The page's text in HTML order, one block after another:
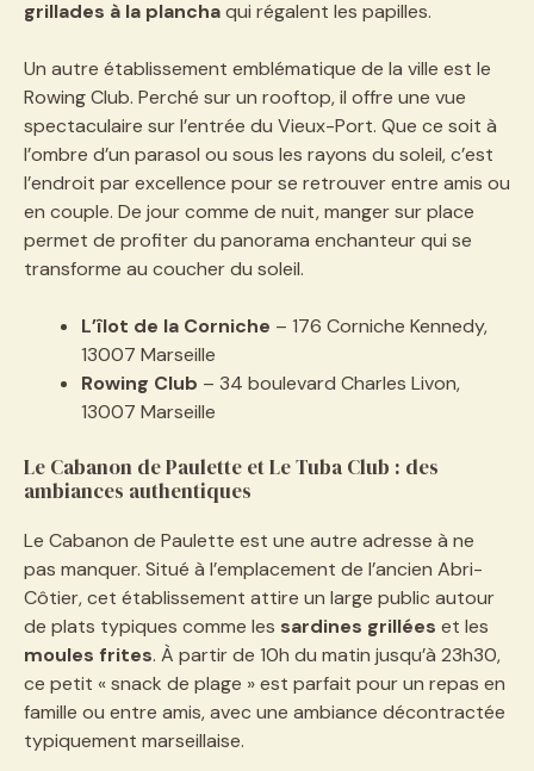
grillades à la planchaqui régalent les papilles.
Un autre établissement emblématique de la ville est le
Rowing Club. Perché sur un rooftop, il offre une vue
spectaculaire sur l’entrée du Vieux-Port. Que ce soit à
l’ombre d’un parasol ou sous les rayons du soleil, c’est
l’endroit par excellence pour se retrouver entre amis ou
en couple. De jour comme de nuit, manger sur place
permet de profiter du panorama enchanteur qui se
transforme au coucher du soleil.
L’îlot de la Corniche – 176 Corniche Kennedy,
13007 Marseille
Rowing Club – 34 boulevard Charles Livon,
13007 Marseille
Le Cabanon de Paulette et Le Tuba Club : des
ambiances authentiques
Le Cabanon de Paulette est une autre adresse à ne
pas manquer. Situé à l’emplacement de l’ancien Abri-
Côtier, cet établissement attire un large public autour
de plats typiques comme les sardines grillées et les
moules frites. À partir de 10h du matin jusqu’à 23h30,
ce petit « snack de plage » est parfait pour un repas en
famille ou entre amis, avec une ambiance décontractée
typiquement marseillaise.